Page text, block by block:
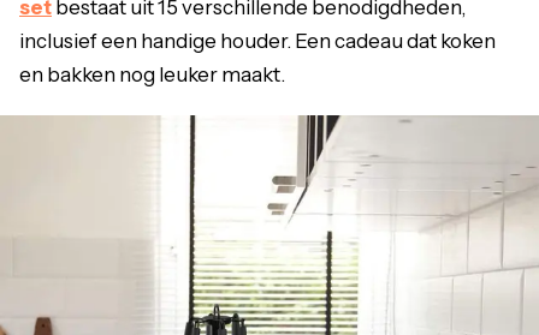
set bestaat uit 15 verschillende benodigdheden,
inclusief een handige houder. Een cadeau dat koken
en bakken nog leuker maakt.